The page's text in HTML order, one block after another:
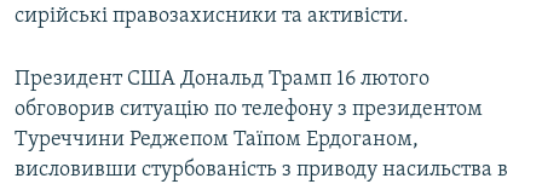
сирійські правозахисники та активісти.
Президент США Дональд Трамп 16 лютого
обговорив ситуацію по телефону з президентом
Туреччини Реджепом Таїпом Ердоганом,
висловивши стурбованість з приводу насильства в